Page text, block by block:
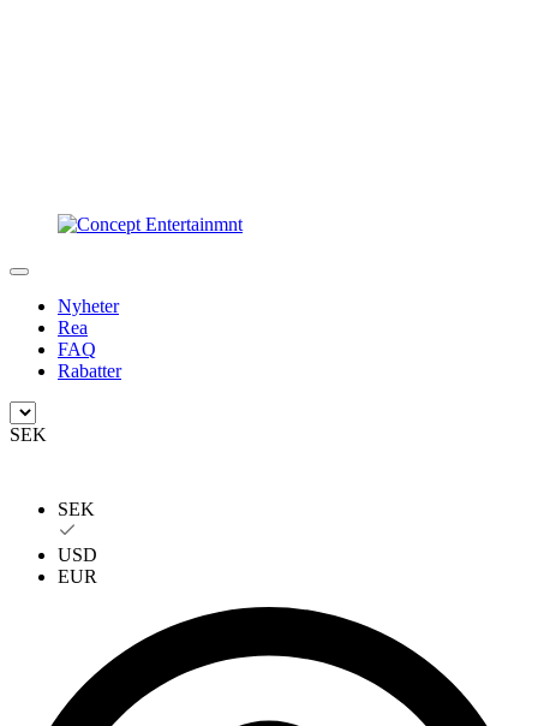
Nyheter
Rea
FAQ
Rabatter
SEK
SEK
USD
EUR